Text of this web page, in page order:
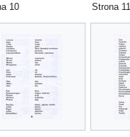
10 Strona 11